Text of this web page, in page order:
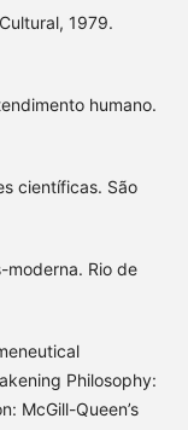
1979.
humano.
científicas. São
moderna. Rio de
Philosophy:
McGill-Queen’s